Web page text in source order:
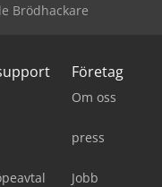
Brödhackare
Företag
Om oss
press
Jobb